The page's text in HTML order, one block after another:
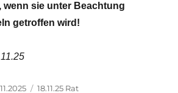
wenn sie unter Beachtung
getroffen wird!
Kategorien
18.11.25 Rat